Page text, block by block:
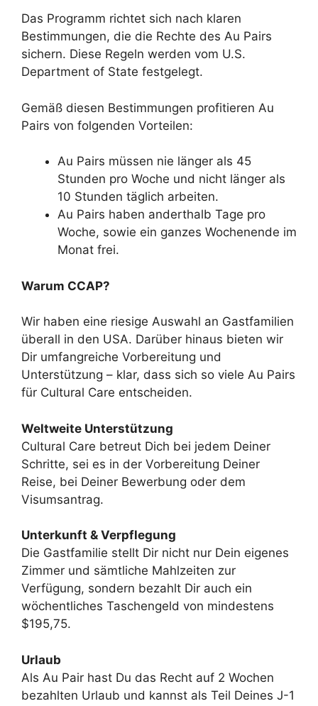
Das Programm richtet sich nach klaren
Bestimmungen, die die Rechte des Au Pairs
sichern. Diese Regeln werden vom U.S.
Department of State festgelegt.
Gemäß diesen Bestimmungen profitieren Au
Pairs von folgenden Vorteilen:
Au Pairs müssen nie länger als 45
Stunden pro Woche und nicht länger als
10 Stunden täglich arbeiten.
Au Pairs haben anderthalb Tage pro
Woche, sowie ein ganzes Wochenende im
Monat frei.
Warum CCAP?
Wir haben eine riesige Auswahl an Gastfamilien
überall in den USA. Darüber hinaus bieten wir
Dir umfangreiche Vorbereitung und
Unterstützung – klar, dass sich so viele Au Pairs
für Cultural Care entscheiden.
Weltweite Unterstützung
Cultural Care betreut Dich bei jedem Deiner
Schritte, sei es in der Vorbereitung Deiner
Reise, bei Deiner Bewerbung oder dem
Visumsantrag.
Unterkunft & Verpflegung
Die Gastfamilie stellt Dir nicht nur Dein eigenes
Zimmer und sämtliche Mahlzeiten zur
Verfügung, sondern bezahlt Dir auch ein
wöchentliches Taschengeld von mindestens
$195,75.
Urlaub
Als Au Pair hast Du das Recht auf 2 Wochen
bezahlten Urlaub und kannst als Teil Deines J-1